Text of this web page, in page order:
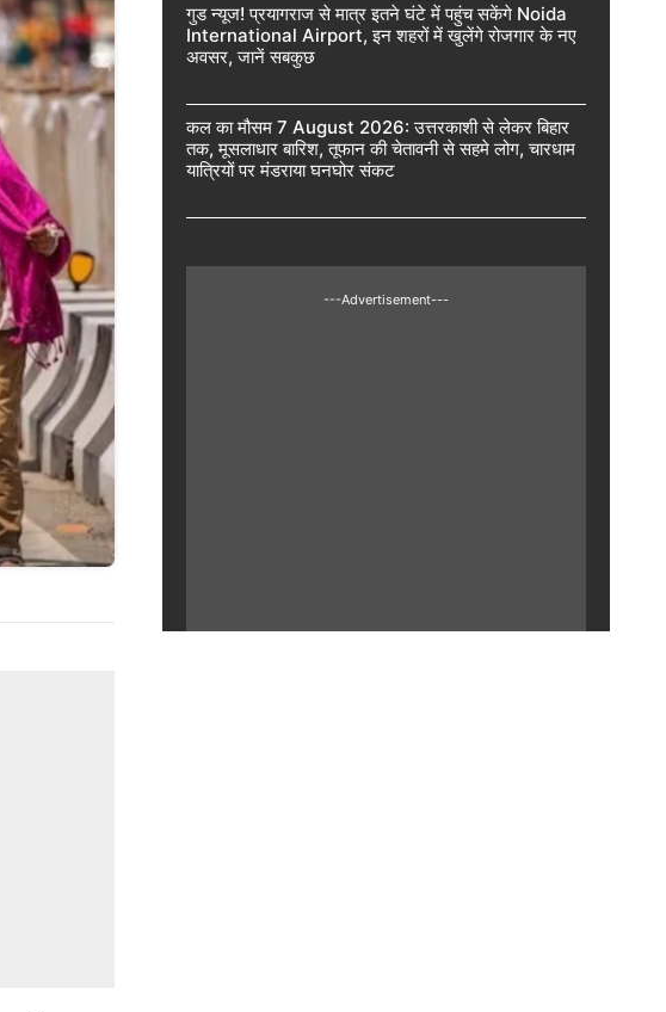
गुड न्यूज! प्रयागराज से मात्र इतने घंटे में पहुंच सकेंगे Noida
International Airport, इन शहरों में खुलेंगे रोजगार के नए
अवसर, जानें सबकुछ
कल का मौसम 7 August 2026: उत्तरकाशी से लेकर बिहार
तक, मूसलाधार बारिश, तूफान की चेतावनी से सहमे लोग, चारधाम
यात्रियों पर मंडराया घनघोर संकट
---Advertisement---